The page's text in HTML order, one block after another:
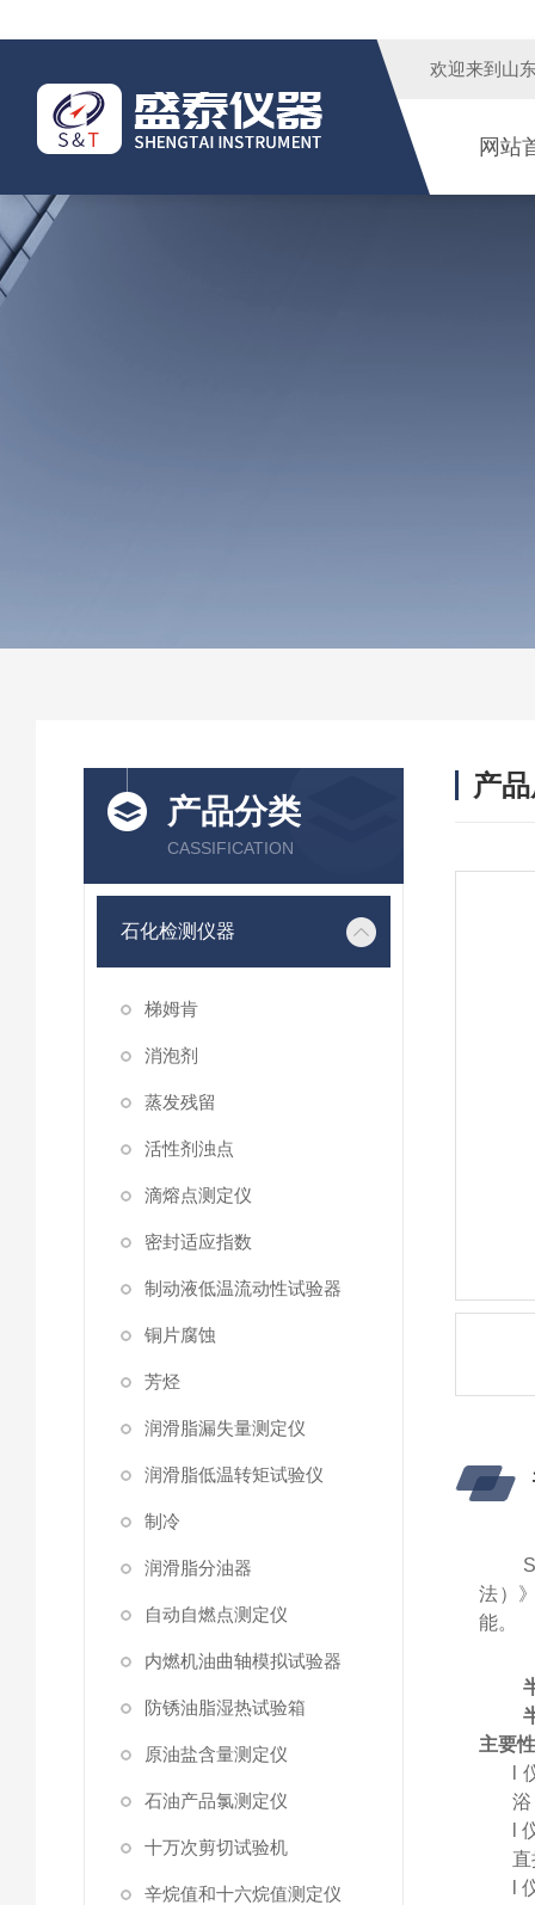
欢迎来到 山
网站
产品分类
CASSIFICATION
石化检测仪器
梯姆肯
消泡剂
蒸发残留
活性剂浊点
滴熔点测定仪
密封适应指数
制动液低温流动性试验器
铜片腐蚀
芳烃
润滑脂漏失量测定仪
润滑脂低温转矩试验仪
制冷
润滑脂分油器
自动自燃点测定仪
内燃机油曲轴模拟试验器
防锈油脂湿热试验箱
原油盐含量测定仪
石油产品氯测定仪
十万次剪切试验机
辛烷值和十六烷值测定仪
产
法）
能。
主要
浴
l
l